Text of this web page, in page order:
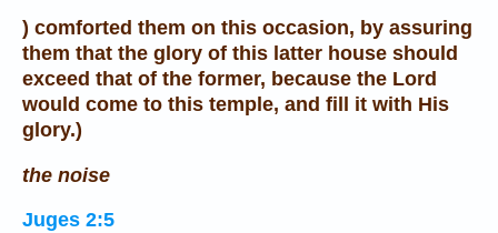
) comforted them on this occasion, by assuring
them that the glory of this latter house should
exceed that of the former, because the Lord
would come to this temple, and fill it with His
glory.)
the noise
Juges 2:5